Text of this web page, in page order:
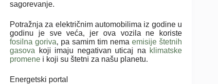
sagorevanje.
Potražnja za električnim automobilima iz godine u
godinu je sve veća, jer ova vozila ne koriste
fosilna goriva, pa samim tim nemaemisije štetnih
gasova
koji imaju negativan uticaj na klimatske
promene i koji su štetni za našu planetu.
Energetski portal